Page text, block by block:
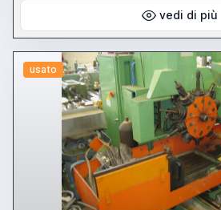
vedi di più
usato